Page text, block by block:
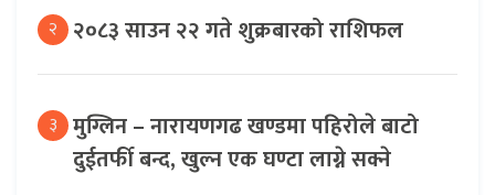
२ २०८३ साउन २२ गते शुक्रबारको राशिफल
३ मुग्लिन – नारायणगढ खण्डमा पहिरोले बाटो
दुईतर्फी बन्द, खुल्न एक घण्टा लाग्ने सक्ने